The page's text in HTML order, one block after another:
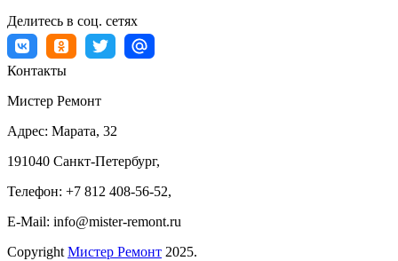
Делитесь в соц. сетях
Контакты
Мистер Ремонт
Адрес: Марата, 32
191040 Санкт-Петербург,
Телефон: +7 812 408-56-52,
E-Mail: info@mister-remont.ru
Copyright Мистер Ремонт 2025.